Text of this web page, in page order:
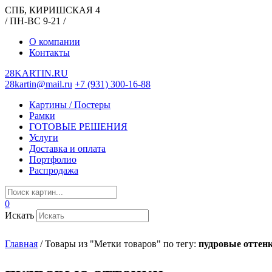
СПБ, КИРИШСКАЯ 4
/ ПН-ВС 9-21 /
О компании
Контакты
28KARTIN.RU
28kartin@mail.ru +7 (931) 300-16-88
Картины / Постеры
Рамки
ГОТОВЫЕ РЕШЕНИЯ
Услуги
Доставка и оплата
Портфолио
Распродажа
0
Искать
Главная /Товары из "Метки товаров" по тегу: пудровые